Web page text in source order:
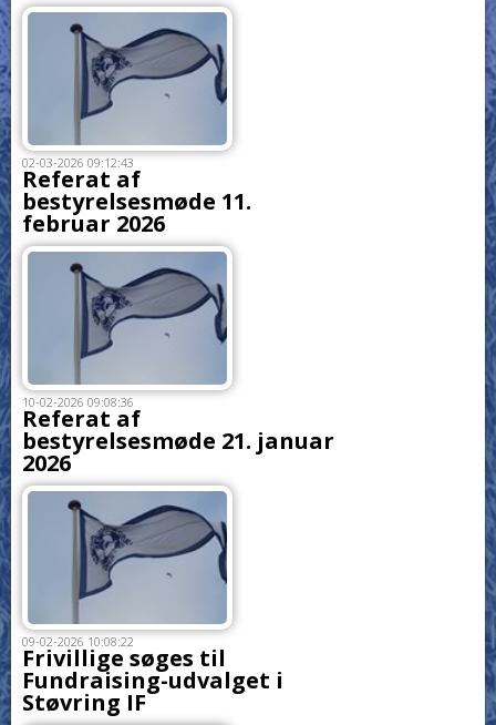
02-03-2026 09:12:43
Referat af
bestyrelsesmøde 11.
februar 2026
10-02-2026 09:08:36
Referat af
bestyrelsesmøde 21. januar
2026
09-02-2026 10:08:22
Frivillige søges til
Fundraising-udvalget i
Støvring IF